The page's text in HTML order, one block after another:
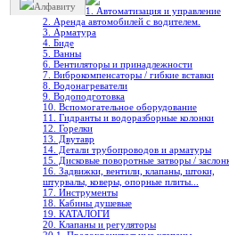
Алфавиту
1. Автоматизация и управление
2. Аренда автомобилей с водителем.
3. Арматура
4. Биде
5. Ванны
6. Вентиляторы и принадлежности
7. Виброкомпенсаторы / гибкие вставки
8. Водонагреватели
9. Водоподготовка
10. Вспомогательное оборудование
11. Гидранты и водоразборные колонки
12. Горелки
13. Двутавр
14. Детали трубопроводов и арматуры
15. Дисковые поворотные затворы /
16. Задвижки, вентили, клапаны, штоки,
штурвалы, коверы, опорные плиты...
17. Инструменты
18. Кабины душевые
19. КАТАЛОГИ
20. Клапаны и регуляторы